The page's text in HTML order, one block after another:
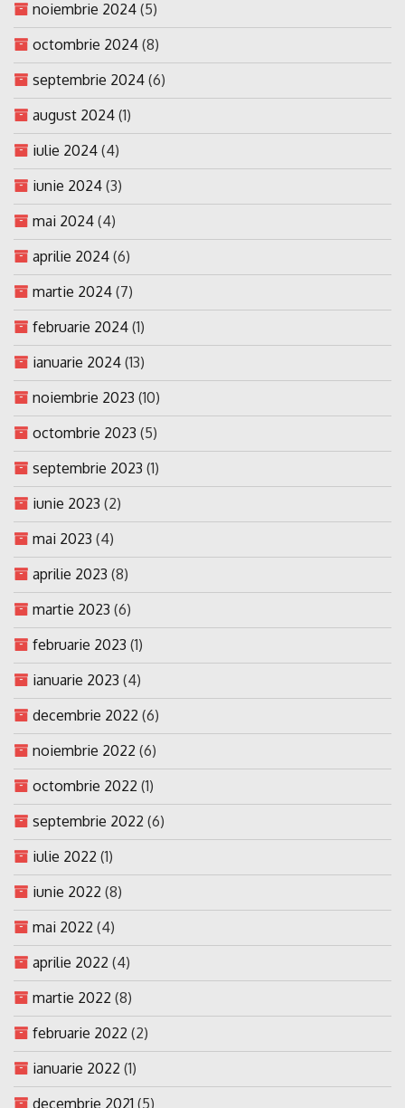
noiembrie 2024 (5)
octombrie 2024 (8)
septembrie 2024 (6)
august 2024 (1)
iulie 2024 (4)
iunie 2024 (3)
mai 2024 (4)
aprilie 2024 (6)
martie 2024 (7)
februarie 2024 (1)
ianuarie 2024 (13)
noiembrie 2023 (10)
octombrie 2023 (5)
septembrie 2023 (1)
iunie 2023 (2)
mai 2023 (4)
aprilie 2023 (8)
martie 2023 (6)
februarie 2023 (1)
ianuarie 2023 (4)
decembrie 2022 (6)
noiembrie 2022 (6)
octombrie 2022 (1)
septembrie 2022 (6)
iulie 2022 (1)
iunie 2022 (8)
mai 2022 (4)
aprilie 2022 (4)
martie 2022 (8)
februarie 2022 (2)
ianuarie 2022 (1)
decembrie 2021 (5)